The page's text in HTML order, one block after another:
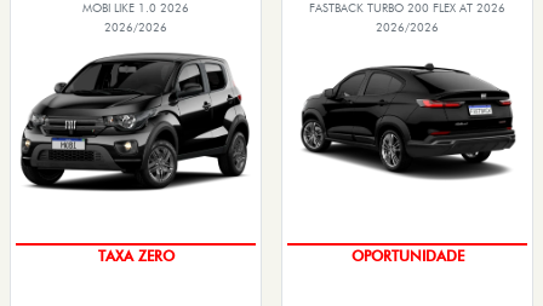
MOBI LIKE 1.0 2026
2026/2026
PREÇO IMPERDÍVEL
FASTBACK TURBO 200 FLEX AT 2026
2026/2026
OPORTUNIDADE